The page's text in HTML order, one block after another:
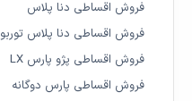
فروش اقساطی دنا پلاس
فروش اقساطی دنا پلاس توربو
فروش اقساطی پژو پارس LX
فروش اقساطی پارس دوگانه